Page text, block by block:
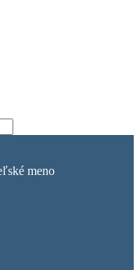
meno